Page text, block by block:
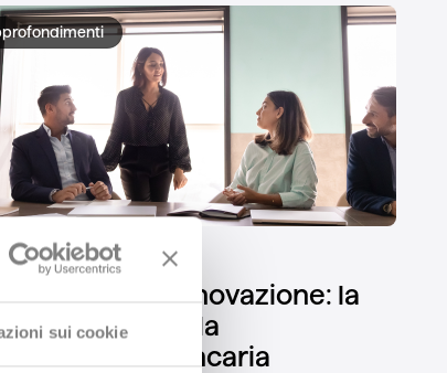
sui cookie
SERVICES
l'innovazione: la
frontiera della
bancaria